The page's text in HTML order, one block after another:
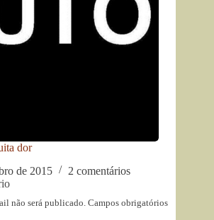
dor
de 2015
2 comentários
não será publicado. Campos obrigatórios